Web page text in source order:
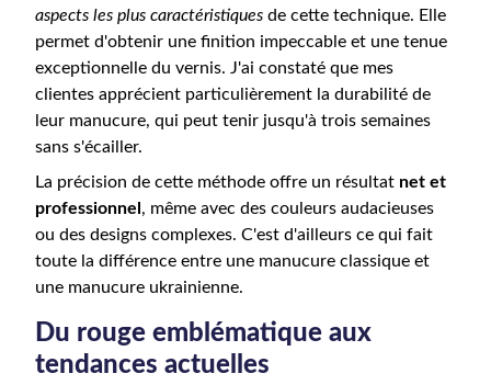
aspects les plus caractéristiques de cette technique. Elle
permet d'obtenir une finition impeccable et une tenue
exceptionnelle du vernis. J'ai constaté que mes
clientes apprécient particulièrement la durabilité de
leur manucure, qui peut tenir jusqu'à trois semaines
sans s'écailler.
La précision de cette méthode offre un résultat net et
professionnel , même avec des couleurs audacieuses
ou des designs complexes. C'est d'ailleurs ce qui fait
toute la différence entre une manucure classique et
une manucure ukrainienne.
Du rouge emblématique aux
tendances actuelles